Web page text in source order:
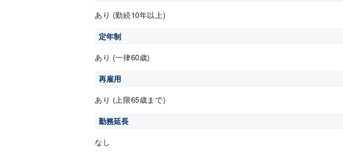
あり (勤続10年以上)
定年制
あり (一律60歳)
再雇用
あり (上限65歳まで)
勤務延長
なし